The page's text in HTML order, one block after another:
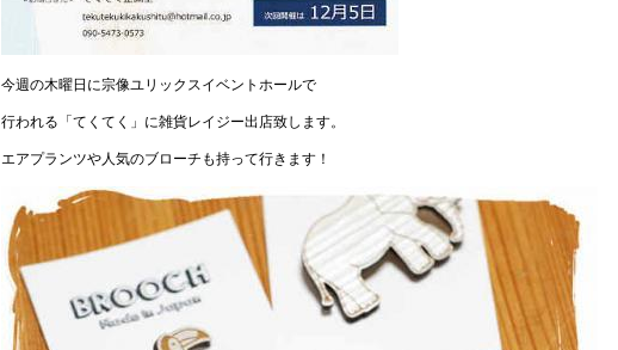
今週の木曜日に宗像ユリックスイベントホールで
行われる「てくてく」に雑貨レイジー出店致します。
エアプランツや人気のブローチも持って行きます！